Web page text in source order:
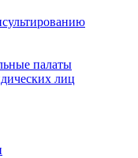
палаты
лиц